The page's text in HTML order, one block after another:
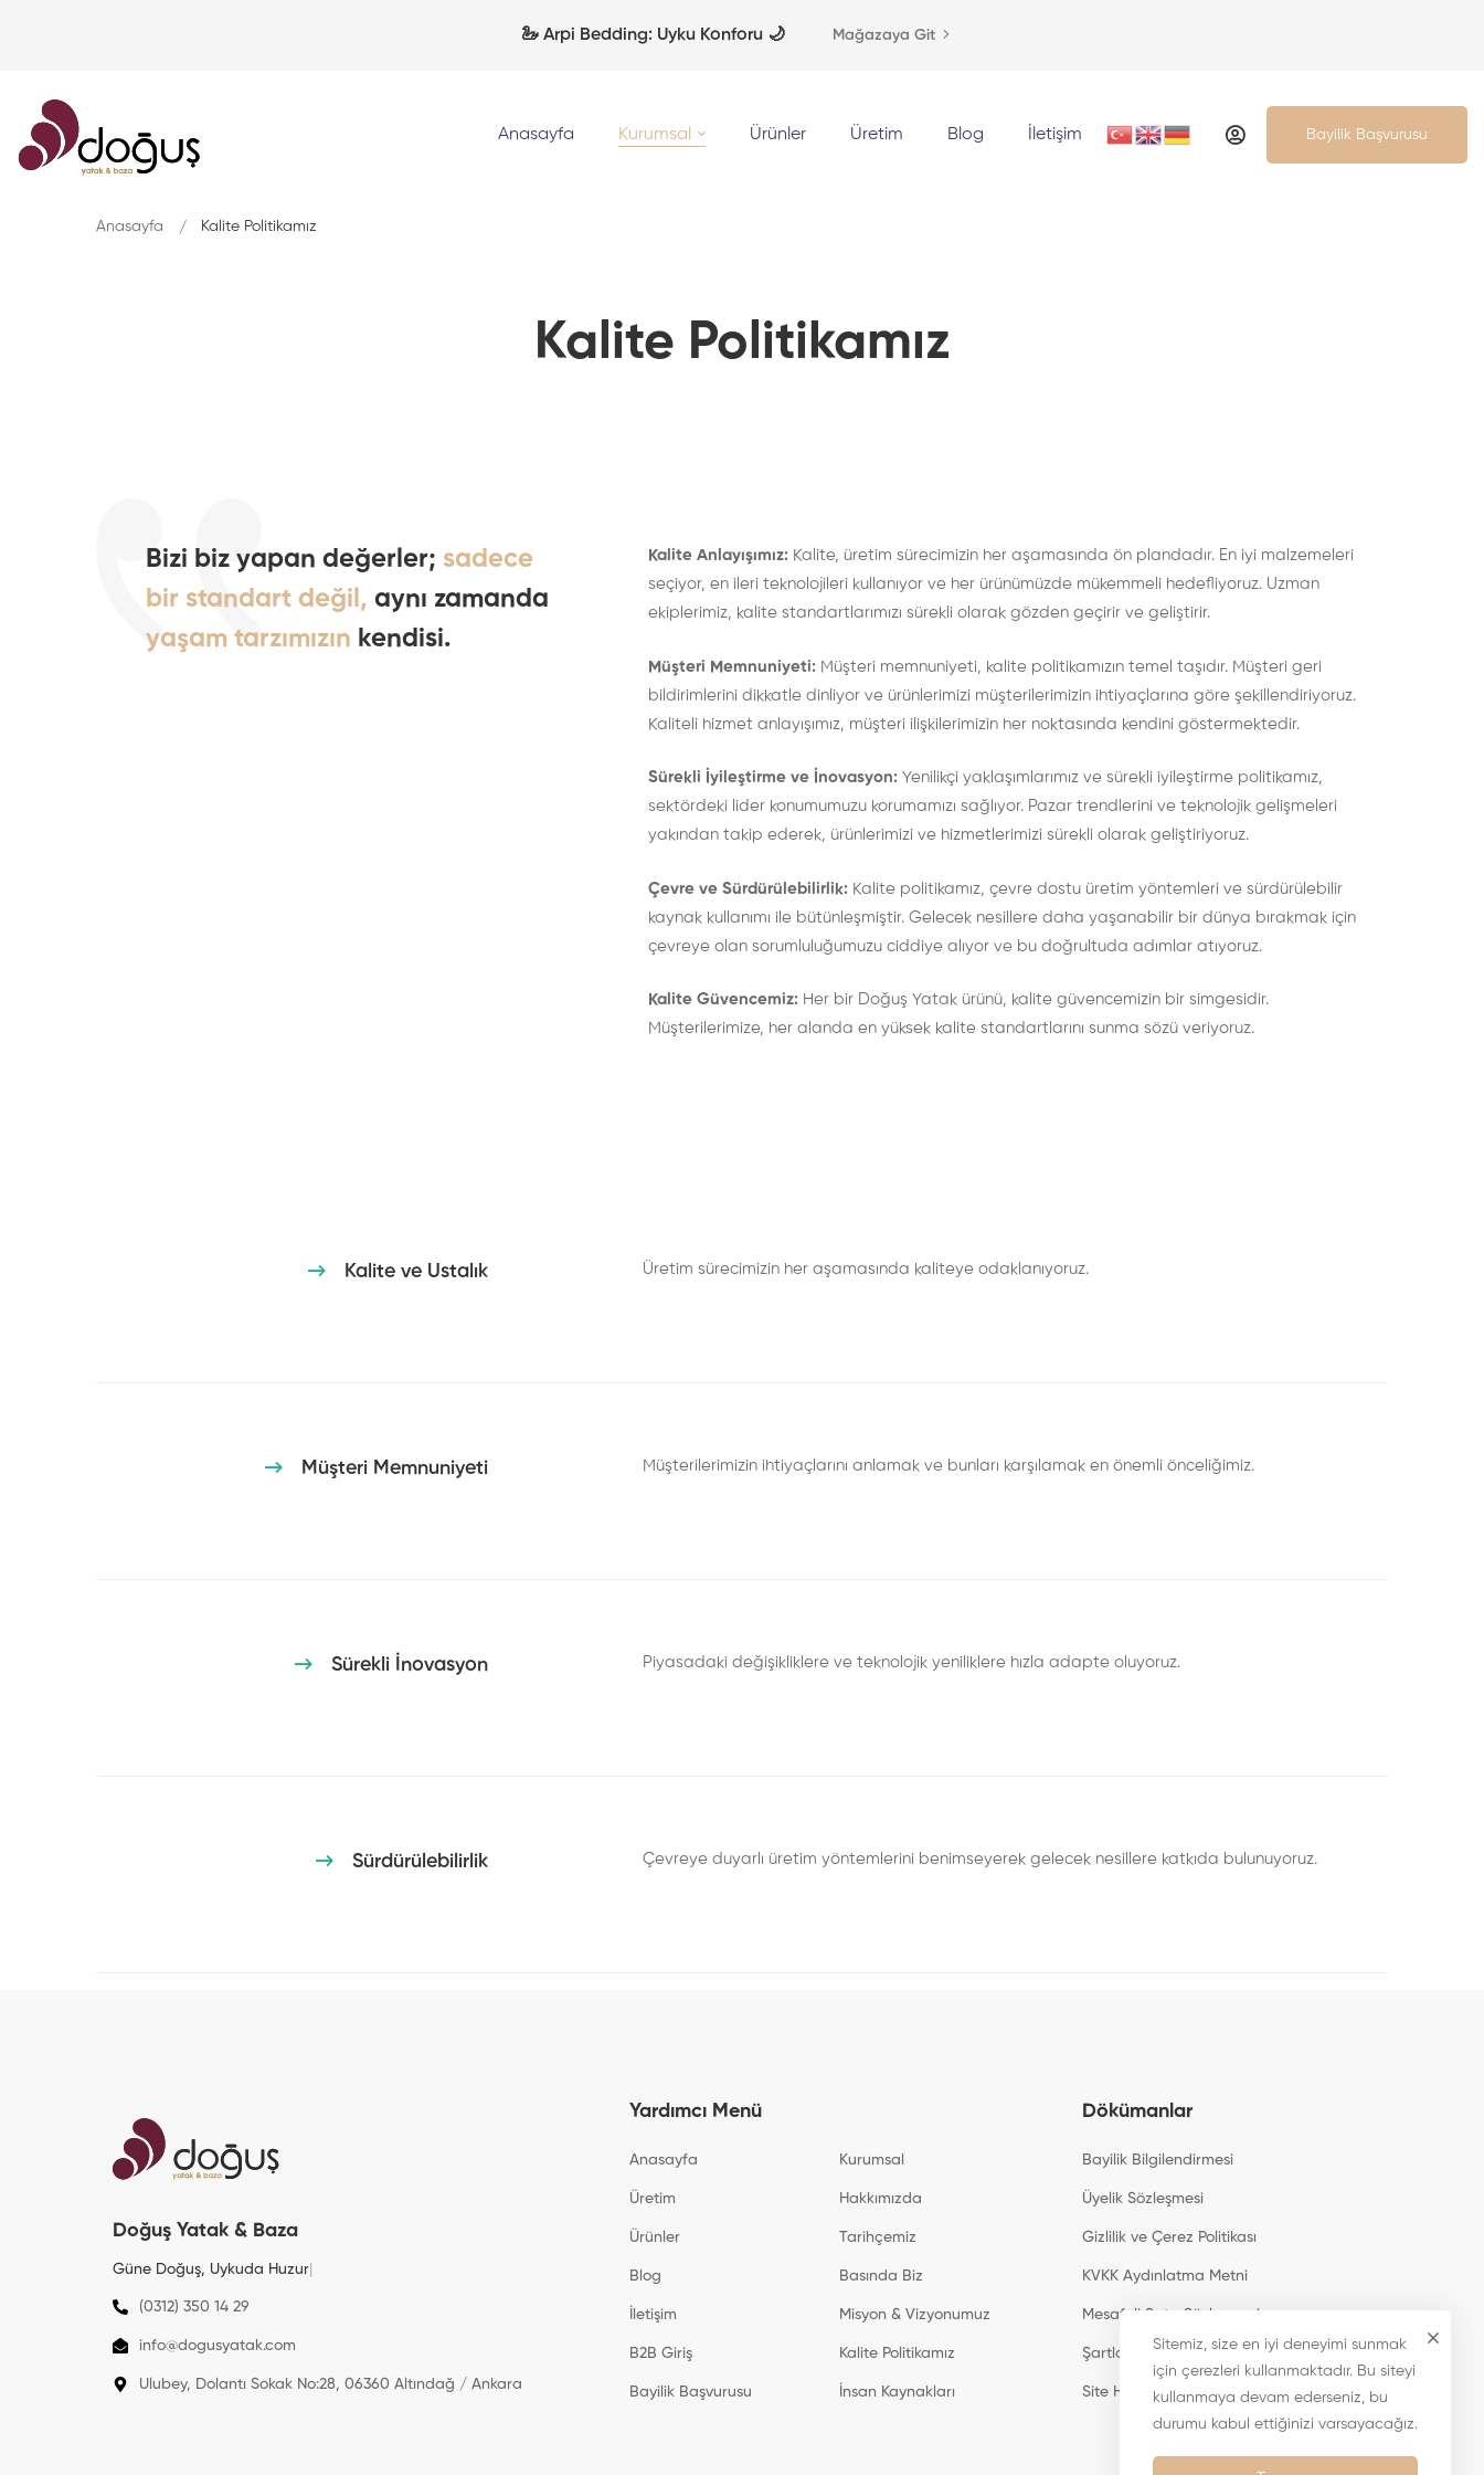
🦢 Arpi Bedding: Uyku Konforu 🌙 Mağazaya Git
Anasayfa Kurumsal Ürünler Üretim Blog İletişim Bayilik Başvurusu
Kalite Politikamız
Anasayfa Kalite Politikamız
Bizi biz yapan değerler; sadece
bir standart değil, aynı zamanda
yaşam tarzımızın kendisi.
Kalite Anlayışımız: Kalite, üretim sürecimizin her aşamasında ön plandadır. En iyi malzemeleri
seçiyor, en ileri teknolojileri kullanıyor ve her ürünümüzde mükemmeli hedefliyoruz. Uzman
ekiplerimiz, kalite standartlarımızı sürekli olarak gözden geçirir ve geliştirir.
Müşteri Memnuniyeti: Müşteri memnuniyeti, kalite politikamızın temel taşıdır. Müşteri geri
bildirimlerini dikkatle dinliyor ve ürünlerimizi müşterilerimizin ihtiyaçlarına göre şekillendiriyoruz.
Kaliteli hizmet anlayışımız, müşteri ilişkilerimizin her noktasında kendini göstermektedir.
Sürekli İyileştirme ve İnovasyon: Yenilikçi yaklaşımlarımız ve sürekli iyileştirme politikamız,
sektördeki lider konumumuzu korumamızı sağlıyor. Pazar trendlerini ve teknolojik gelişmeleri
yakından takip ederek, ürünlerimizi ve hizmetlerimizi sürekli olarak geliştiriyoruz.
Çevre ve Sürdürülebilirlik: Kalite politikamız, çevre dostu üretim yöntemleri ve sürdürülebilir
kaynak kullanımı ile bütünleşmiştir. Gelecek nesillere daha yaşanabilir bir dünya bırakmak için
çevreye olan sorumluluğumuzu ciddiye alıyor ve bu doğrultuda adımlar atıyoruz.
Kalite Güvencemiz: Her bir Doğuş Yatak ürünü, kalite güvencemizin bir simgesidir.
Müşterilerimize, her alanda en yüksek kalite standartlarını sunma sözü veriyoruz.
Kalite ve Ustalık Üretim sürecimizin her aşamasında kaliteye odaklanıyoruz.
Müşteri Memnuniyeti Müşterilerimizin ihtiyaçlarını anlamak ve bunları karşılamak en önemli önceliğimiz.
Sürekli İnovasyon Piyasadaki değişikliklere ve teknolojik yeniliklere hızla adapte oluyoruz.
Sürdürülebilirlik Çevreye duyarlı üretim yöntemlerini benimseyerek gelecek nesillere katkıda bulunuyoruz.
Doğuş Yatak & Baza
Güne Doğuş, Uykuda Huzur
(0312) 350 14 29
info@dogusyatak.com
Ulubey, Dolantı Sokak No:28, 06360 Altındağ / Ankara
Yardımcı Menü
Anasayfa Kurumsal
Üretim Hakkımızda
Ürünler Tarihçemiz
Blog Basında Biz
İletişim Misyon & Vizyonumuz
B2B Giriş Kalite Politikamız
Bayilik Başvurusu İnsan Kaynakları
Dökümanlar
Bayilik Bilgilendirmesi
Üyelik Sözleşmesi
Gizlilik ve Çerez Politikası
KVKK Aydınlatma Metni
Mesafeli Satış Sözleşmesi
Şartlar ve Koşullar
Site Haritası
Sitemiz, size en iyi deneyimi sunmak
için çerezleri kullanmaktadır. Bu siteyi
kullanmaya devam ederseniz, bu
durumu kabul ettiğinizi varsayacağız.